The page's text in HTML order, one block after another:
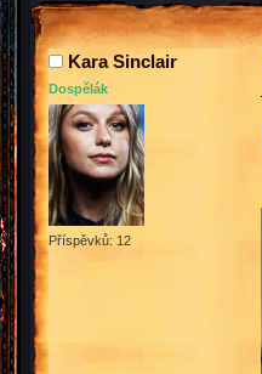
Kara Sinclair
Dospělák
Příspěvků: 12